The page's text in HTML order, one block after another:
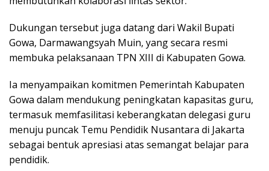
Dukungan tersebut juga datang dari Wakil Bupati
Gowa, Darmawangsyah Muin, yang secara resmi
membuka pelaksanaan TPN XIII di Kabupaten Gowa.
Ia menyampaikan komitmen Pemerintah Kabupaten
Gowa dalam mendukung peningkatan kapasitas guru,
termasuk memfasilitasi keberangkatan delegasi guru
menuju puncak Temu Pendidik Nusantara di Jakarta
sebagai bentuk apresiasi atas semangat belajar para
pendidik.